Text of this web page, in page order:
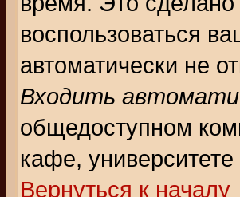
воспользоваться
автоматически не
Входить
общедоступном
кафе, университете
Вернуться к началу